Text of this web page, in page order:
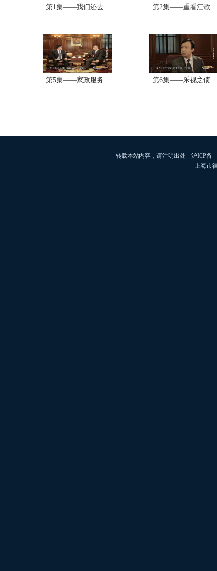
第1集——我们还去... 第2集——重看江歌...
第5集——家政服务... 第6集——乐视之债...
转载本站内容，请注明出处 沪ICP
上海市